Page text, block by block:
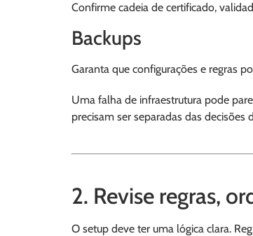
Confirme cadeia de certificado,
Backups
Garanta que configurações e regras
Uma falha de infraestrutura pode
precisam ser separadas das decisões
2. Revise regras,
O setup deve ter uma lógica clara.